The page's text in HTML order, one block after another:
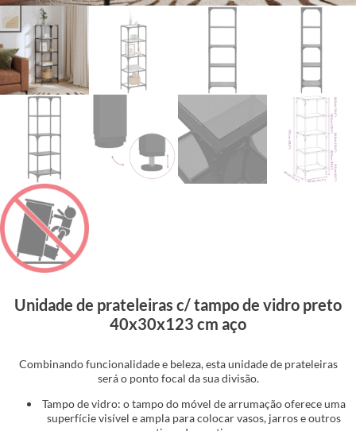
Unidade de prateleiras c/ tampo de vidro preto
40x30x123 cm aço
Combinando funcionalidade e beleza, esta unidade de prateleiras
será o ponto focal da sua divisão.
Tampo de vidro: o tampo do móvel de arrumação oferece uma
superfície visível e ampla para colocar vasos, jarros e outros